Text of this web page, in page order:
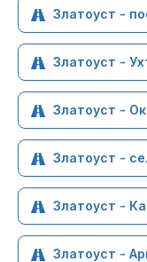
Златоуст -
Златоуст -
Златоуст -
Златоуст -
Златоуст -
Златоуст -